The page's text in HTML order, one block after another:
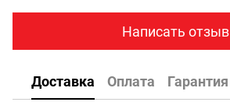
Написать отзыв
Доставка Оплата Гарантия